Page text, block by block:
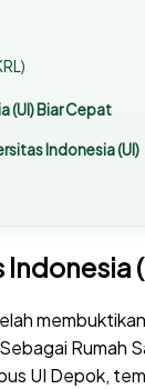
(UI) Biar Cepat
Indonesia (UI)
Rumah
UI Depok,